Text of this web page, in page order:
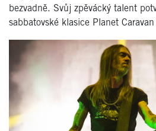
bezvadně. Svůj zpěvácký talent
sabbatovské klasice Planet